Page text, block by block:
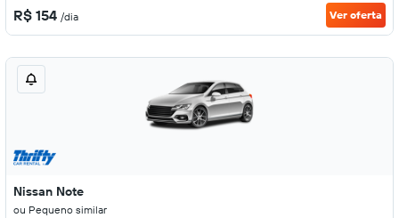
R$ 154 /dia Ver oferta
Nissan Note
ou Pequeno similar